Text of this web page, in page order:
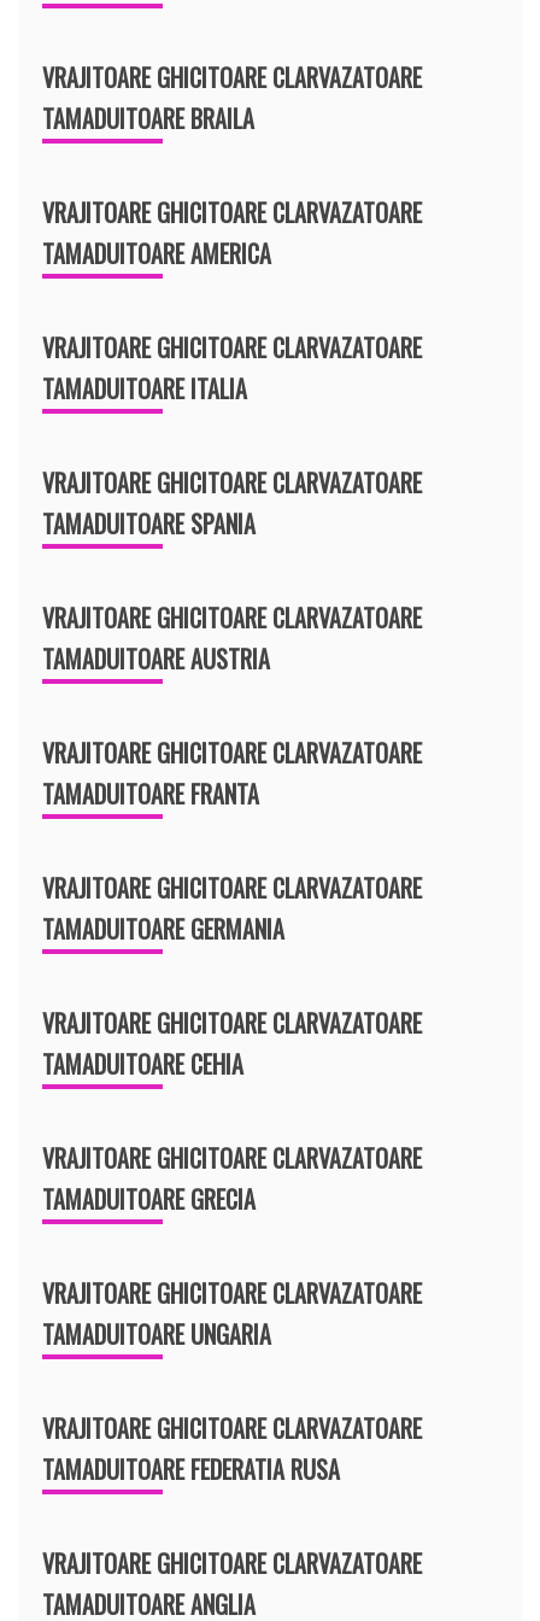
VRAJITOARE GHICITOARE CLARVAZATOARE
TAMADUITOARE BRAILA
VRAJITOARE GHICITOARE CLARVAZATOARE
TAMADUITOARE AMERICA
VRAJITOARE GHICITOARE CLARVAZATOARE
TAMADUITOARE ITALIA
VRAJITOARE GHICITOARE CLARVAZATOARE
TAMADUITOARE SPANIA
VRAJITOARE GHICITOARE CLARVAZATOARE
TAMADUITOARE AUSTRIA
VRAJITOARE GHICITOARE CLARVAZATOARE
TAMADUITOARE FRANTA
VRAJITOARE GHICITOARE CLARVAZATOARE
TAMADUITOARE GERMANIA
VRAJITOARE GHICITOARE CLARVAZATOARE
TAMADUITOARE CEHIA
VRAJITOARE GHICITOARE CLARVAZATOARE
TAMADUITOARE GRECIA
VRAJITOARE GHICITOARE CLARVAZATOARE
TAMADUITOARE UNGARIA
VRAJITOARE GHICITOARE CLARVAZATOARE
TAMADUITOARE FEDERATIA RUSA
VRAJITOARE GHICITOARE CLARVAZATOARE
TAMADUITOARE ANGLIA